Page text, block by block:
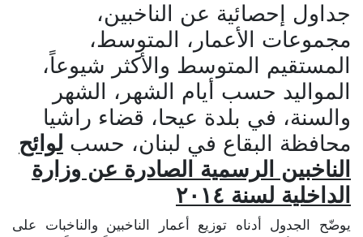
جداول إحصائية عن الناخبين،
مجموعات الأعمار، المتوسط،
المستقيم المتوسط والأكثر شيوعاً،
المواليد حسب أيام الشهر، الشهر
والسنة، في بلدة عيحا، قضاء راشيا
محافظة البقاع في لبنان، حسب لوائح
الناخبين الرسمية الصادرة عن وزارة
الداخلية لسنة ٢٠١٤
يوضّح الجدول أدناه توزيع أعمار الناخبين والناخبات على